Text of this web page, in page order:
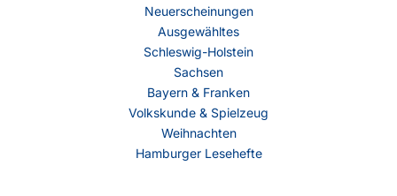
Neuerscheinungen
Ausgewähltes
Schleswig-Holstein
Sachsen
Bayern & Franken
Volkskunde & Spielzeug
Weihnachten
Hamburger Lesehefte